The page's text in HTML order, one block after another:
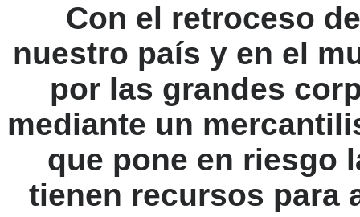
Con el retroceso
nuestro país y en el
por las grandes
mediante un
que pone en riesgo
tienen recursos para